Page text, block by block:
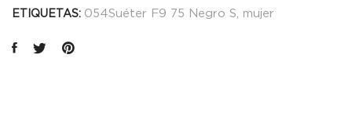
ETIQUETAS: 054Suéter F9 75 Negro S mujer